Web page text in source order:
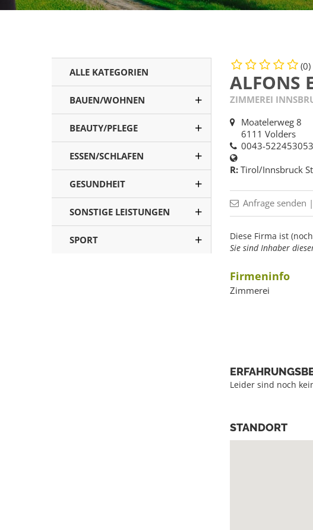
ALLE KATEGORIEN
BAUEN/WOHNEN
BEAUTY/PFLEGE
ESSEN/SCHLAFEN
GESUNDHEIT
SONSTIGE LEISTUNGEN
SPORT
(0)
ALFONS
ZIMMEREI
Moatelerweg 8
6111 Volders
0043-522453053
R: Tirol/Innsbruck
Anfrage senden
Diese Firma ist
Sie sind Inhaber
Firmeninfo
Zimmerei
Leider sind noch
STANDORT